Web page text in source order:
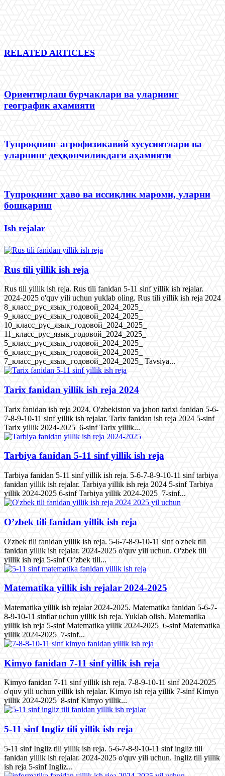
RELATED ARTICLES
Ориентирлаш бурчаклари ва уларнинг
географик аҳамияти
Тупроқнинг агрофизикавий хусусиятлари ва
уларнинг деҳқончиликдаги аҳамияти
Тупроқнинг ҳаво ва иссиқлик мароми, уларни
бошқариш
Ish rejalar
Rus tili yillik ish reja
Rus tili yillik ish reja. Rus tili fanidan 5-11 sinf yillik ish rejalar.
2024-2025 o'quv yili uchun yuklab oling. Rus tili yillik ish reja 2024
8_класс_рус_язык_годовой_2024_2025_
9_класс_рус_язык_годовой_2024_2025_
10_класс_рус_язык_годовой_2024_2025_
11_класс_рус_язык_годовой_2024_2025_
5_класс_рус_язык_годовой_2024_2025_
6_класс_рус_язык_годовой_2024_2025_
7_класс_рус_язык_годовой_2024_2025_ Tavsiya...
Tarix fanidan yillik ish reja 2024
Tarix fanidan ish reja 2024. O'zbekiston va jahon tarixi fanidan 5-6-
7-8-9-10-11 sinf yillik ish rejalar. Tarix fanidan ish reja 2024 5-sinf
Tarix yillik 2024-2025 6-sinf Tarix yillik...
Tarbiya fanidan 5-11 sinf yillik ish reja
Tarbiya fanidan 5-11 sinf yillik ish reja. 5-6-7-8-9-10-11 sinf tarbiya
fanidan yillik ish rejalar. Tarbiya yillik ish reja 2024 5-sinf Tarbiya
yillik 2024-2025 6-sinf Tarbiya yillik 2024-2025 7-sinf...
O’zbek tili fanidan yillik ish reja
O'zbek tili fanidan yillik ish reja. 5-6-7-8-9-10-11 sinf o'zbek tili
fanidan yillik ish rejalar. 2024-2025 o'quv yili uchun. O'zbek tili
yillik ish reja 5-sinf O’zbek tili...
Matematika yillik ish rejalar 2024-2025
Matematika yillik ish rejalar 2024-2025. Matematika fanidan 5-6-7-
8-9-10-11 sinflar uchun yillik ish reja. Yuklab olish. Matematika
yillik ish reja 5-sinf Matematika yillik 2024-2025 6-sinf Matematika
yillik 2024-2025 7-sinf...
Kimyo fanidan 7-11 sinf yillik ish reja
Kimyo fanidan 7-11 sinf yillik ish reja. 7-8-9-10-11 sinf 2024-2025
o'quv yili uchun yillik ish rejalar. Kimyo ish reja yillik 7-sinf Kimyo
yillik 2024-2025 8-sinf Kimyo yillik...
5-11 sinf Ingliz tili yillik ish reja
5-11 sinf Ingliz tili yillik ish reja. 5-6-7-8-9-10-11 sinf ingliz tili
fanidan yillik ish rejalar. 2024-2025 o'quv yili uchun. Ingliz tili yillik
ish reja 5-sinf Ingliz...